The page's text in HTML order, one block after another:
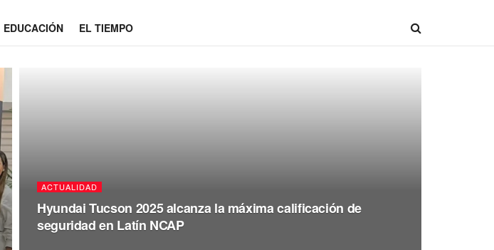
EDUCACIÓN EL TIEMPO
ACTUALIDAD
Hyundai Tucson 2025 alcanza la máxima calificación de
seguridad en Latín NCAP